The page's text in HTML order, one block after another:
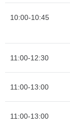
10:00-10:45
11:00-12:30
11:00-13:00
11:00-13:00